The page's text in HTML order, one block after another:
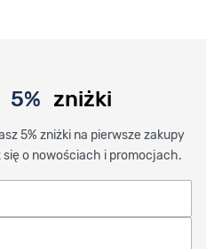
5% zniżki
5% zniżki na pierwsze zakupy
o nowościach i promocjach.